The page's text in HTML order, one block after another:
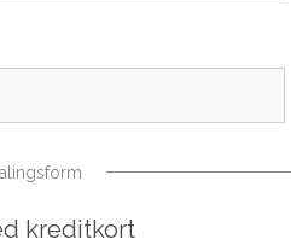
kreditkort